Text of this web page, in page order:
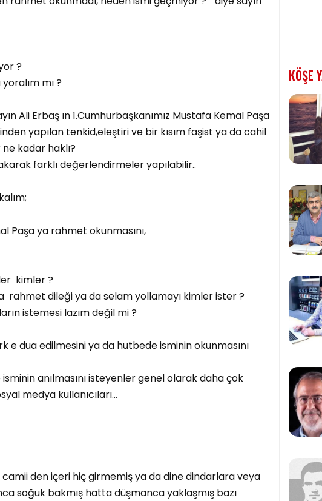
?
mı ?
Ali Erbaş ın 1.Cumhurbaşkanımız Mustafa Kemal Paşa
yapılan tenkid,eleştiri ve bir kısım faşist ya da cahil
kadar haklı?
farklı değerlendirmeler yapılabilir..
Paşa ya rahmet okunmasını,
kimler ?
rahmet dileği ya da selam yollamayı kimler ister ?
istemesi lazım değil mi ?
e dua edilmesini ya da hutbede isminin okunmasını
anılmasını isteyenler genel olarak daha çok
medya kullanıcıları…
den içeri hiç girmemiş ya da dine dindarlara veya
soğuk bakmış hatta düşmanca yaklaşmış bazı
KÖŞE